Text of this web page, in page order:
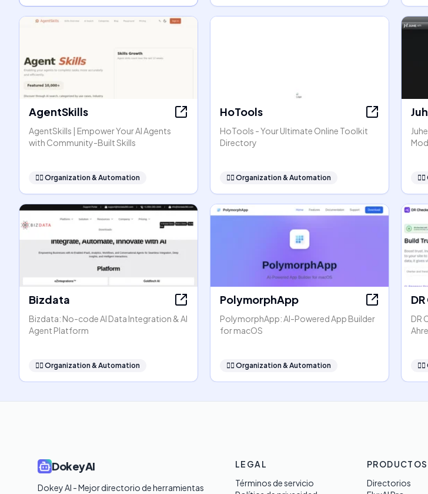
AgentSkills
AgentSkills | Empower Your AI Agents
with Community-Built Skills
🧞‍♂️ Organization & Automation
HoTools
HoTools - Your Ultimate Online Toolkit
Directory
🧞‍♂️ Organization & Automation 🧞‍♂️
Bizdata
Bizdata: No-code AI Data Integration & AI
Agent Platform
🧞‍♂️ Organization & Automation
PolymorphApp
PolymorphApp: AI-Powered App Builder
for macOS
🧞‍♂️ Organization & Automation
DR
🧞‍♂️
DokeyAI
Dokey AI - Mejor directorio de herramientas
LEGAL
Términos de servicio
PRODUCTOS
Directorios